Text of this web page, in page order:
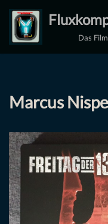
Zum
Inhalt
Das
Marcus